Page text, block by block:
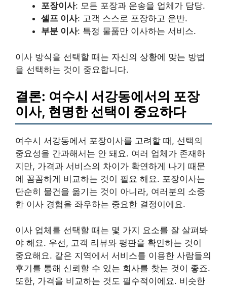
포장이사: 모든 포장과 운송을 업체가 담당.
셀프 이사: 고객 스스로 포장하고 운반.
부분 이사: 특정 물품만 이사하는 서비스.
이사 방식을 선택할 때는 자신의 상황에 맞는 방법
을 선택하는 것이 중요합니다.
결론: 여수시 서강동에서의 포장
이사, 현명한 선택이 중요하다
여수시 서강동에서 포장이사를 고려할 때, 선택의
중요성을 간과해서는 안 돼요. 여러 업체가 존재하
지만, 가격과 서비스의 차이가 확연하게 나기 때문
에 꼼꼼하게 비교하는 것이 필요 해요. 포장이사는
단순히 물건을 옮기는 것이 아니라, 여러분의 소중
한 이사 경험을 좌우하는 중요한 결정이에요.
이사 업체를 선택할 때는 몇 가지 요소를 잘 살펴봐
야 해요. 우선, 고객 리뷰와 평판을 확인하는 것이
중요해요. 같은 지역에서 서비스를 이용한 사람들의
후기를 통해 신뢰할 수 있는 회사를 찾는 것이 좋죠.
또한, 가격을 비교하는 것도 필수적이에요. 비슷한